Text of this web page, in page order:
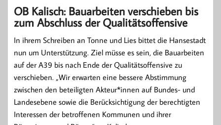
OB Kalisch: Bauarbeiten verschieben bis
zum Abschluss der Qualitätsoffensive
In ihrem Schreiben an Tonne und Lies bittet die Hansestadt
nun um Unterstützung. Ziel müsse es sein, die Bauarbeiten
auf der A39 bis nach Ende der Qualitätsoffensive zu
verschieben. „Wir erwarten eine bessere Abstimmung
zwischen den beteiligten Akteur*innen auf Bundes- und
Landesebene sowie die Berücksichtigung der berechtigten
Interessen der betroffenen Kommunen und ihrer